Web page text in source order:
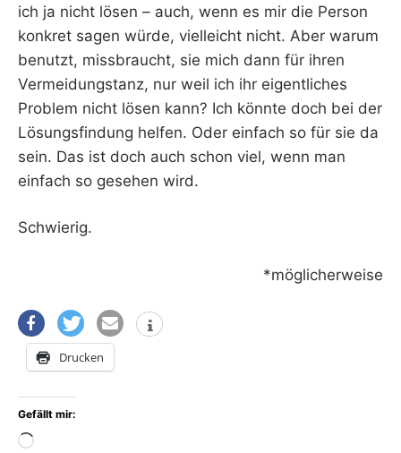
ich ja nicht lösen – auch, wenn es mir die Person
konkret sagen würde, vielleicht nicht. Aber warum
benutzt, missbraucht, sie mich dann für ihren
Vermeidungstanz, nur weil ich ihr eigentliches
Problem nicht lösen kann? Ich könnte doch bei der
Lösungsfindung helfen. Oder einfach so für sie da
sein. Das ist doch auch schon viel, wenn man
einfach so gesehen wird.
Schwierig.
*möglicherweise
Drucken
Gefällt mir:
Wird